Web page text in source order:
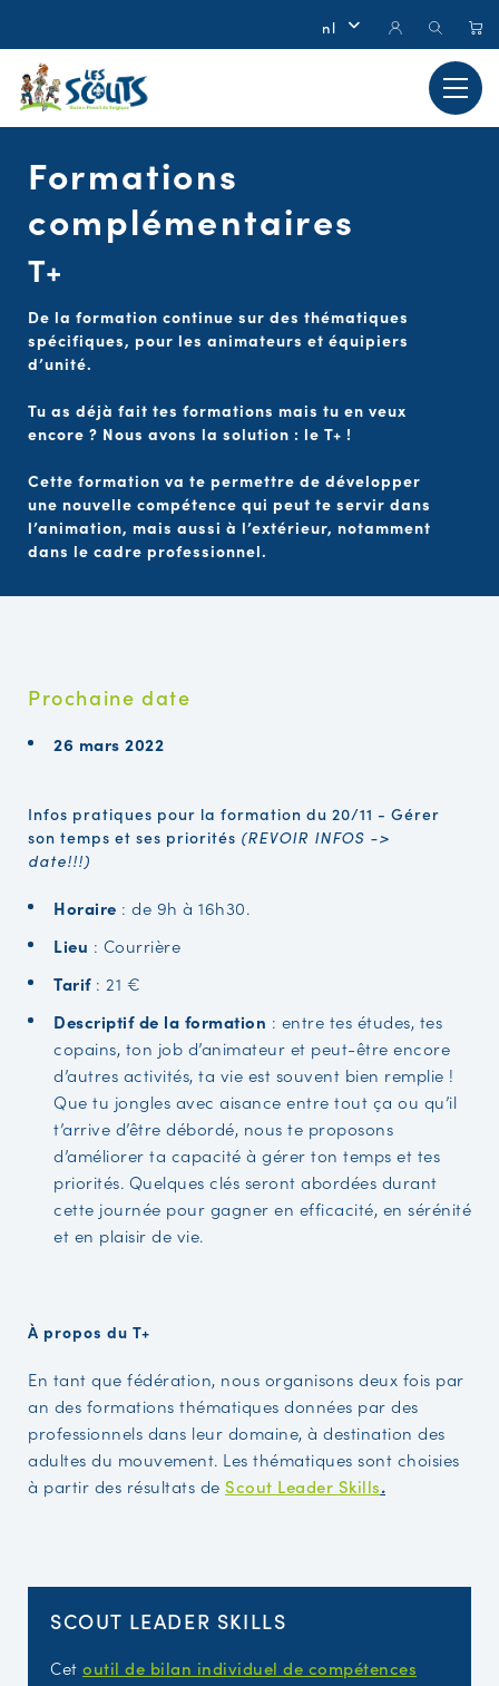
Formations
complémentaires
T+
De la formation continue sur des thématiques
spécifiques, pour les animateurs et équipiers
d’unité.
Tu as déjà fait tes formations mais tu en veux
encore ? Nous avons la solution : le T+ !
Cette formation va te permettre de développer
une nouvelle compétence qui peut te servir dans
l’animation, mais aussi à l’extérieur, notamment
dans le cadre professionnel.
Prochaine date
26 mars 2022
Infos pratiques pour la formation du 20/11 - Gérer
son temps et ses priorités (REVOIR INFOS ->
date!!!)
Horaire : de 9h à 16h30.
Lieu : Courrière
Tarif: 21 €
Descriptif de la formation : entre tes études, tes
copains, ton job d’animateur et peut-être encore
d’autres activités, ta vie est souvent bien remplie !
Que tu jongles avec aisance entre tout ça ou qu’il
t’arrive d’être débordé, nous te proposons
d’améliorer ta capacité à gérer ton temps et tes
priorités. Quelques clés seront abordées durant
cette journée pour gagner en efficacité, en sérénité
et en plaisir de vie.
À propos du T+
En tant que fédération, nous organisons deux fois par
an des formations thématiques données par des
professionnels dans leur domaine, à destination des
adultes du mouvement. Les thématiques sont choisies
à partir des résultats de Scout Leader Skills.
SCOUT LEADER SKILLS
Cet outil de bilan individuel de compétences